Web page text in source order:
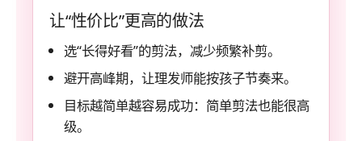
让“性价比”更高的做法
选“长得好看”的剪法，减少频繁补剪。
避开高峰期，让理发师能按孩子节奏来。
目标越简单越容易成功：简单剪法也能很高
级。